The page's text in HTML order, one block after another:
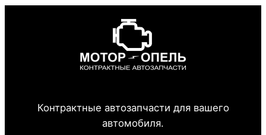
Контрактные автозапчасти для вашего
автомобиля.